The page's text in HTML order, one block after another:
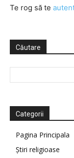
Te rog să te
Căutare
Categorii
Pagina Principala
Știri religioase